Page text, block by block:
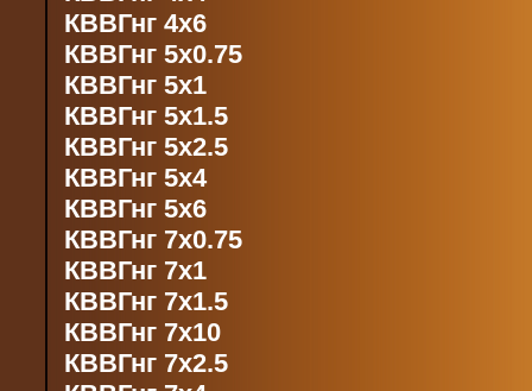
КВВГнг 4х6
КВВГнг 5х0.75
КВВГнг 5х1
КВВГнг 5х1.5
КВВГнг 5х2.5
КВВГнг 5х4
КВВГнг 5х6
КВВГнг 7х0.75
КВВГнг 7х1
КВВГнг 7х1.5
КВВГнг 7х10
КВВГнг 7х2.5